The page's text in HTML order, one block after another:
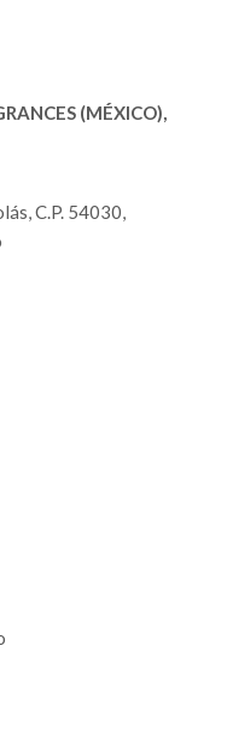
(MÉXICO),
C.P. 54030,